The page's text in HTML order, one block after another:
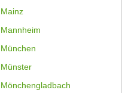
Mainz
Mannheim
München
Münster
Mönchengladbach